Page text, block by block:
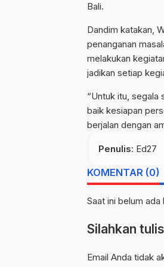
Bali.
Dandim katakan,
penanganan
melakukan
jadikan setiap
“Untuk itu, segala
baik kesiapan
berjalan dengan
Penulis: Ed27
KOMENTAR (0)
Saat ini belum
Silahkan
Email Anda tidak